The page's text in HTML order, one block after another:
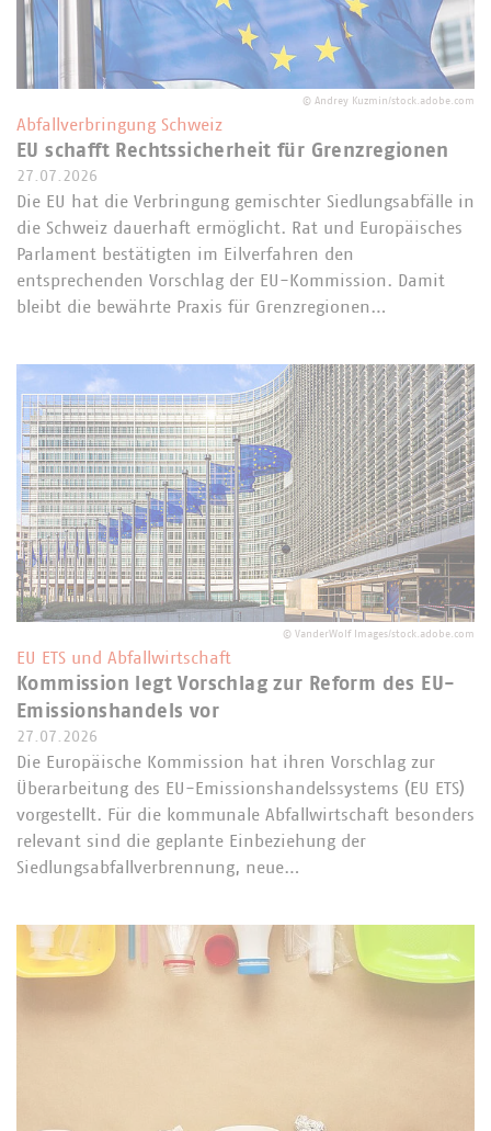
© Andrey Kuzmin/stock.adobe.com
Abfallverbringung Schweiz
EU schafft Rechtssicherheit für Grenzregionen
27.07.2026
Die EU hat die Verbringung gemischter Siedlungsabfälle in
die Schweiz dauerhaft ermöglicht. Rat und Europäisches
Parlament bestätigten im Eilverfahren den
entsprechenden Vorschlag der EU-Kommission. Damit
bleibt die bewährte Praxis für Grenzregionen…
© VanderWolf Images/stock.adobe.com
EU ETS und Abfallwirtschaft
Kommission legt Vorschlag zur Reform des EU-
Emissionshandels vor
27.07.2026
Die Europäische Kommission hat ihren Vorschlag zur
Überarbeitung des EU-Emissionshandelssystems (EU ETS)
vorgestellt. Für die kommunale Abfallwirtschaft besonders
relevant sind die geplante Einbeziehung der
Siedlungsabfallverbrennung, neue…